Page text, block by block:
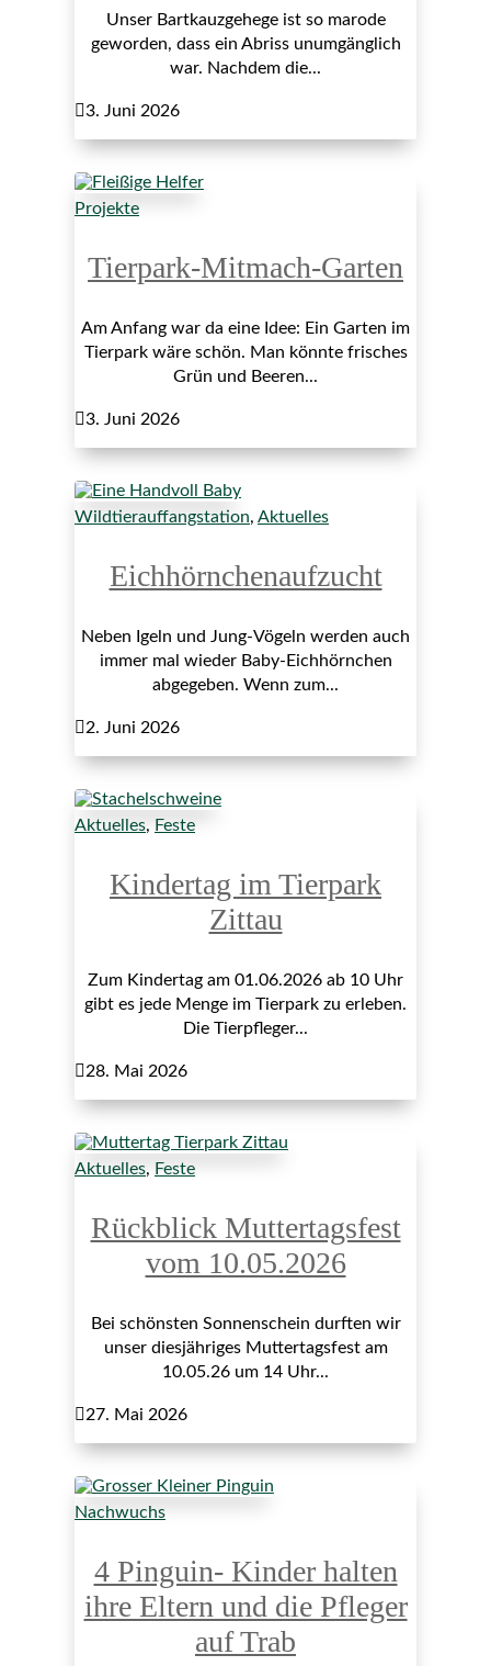
Unser Bartkauzgehege ist so marode
geworden, dass ein Abriss unumgänglich
war. Nachdem die...
3. Juni 2026
Projekte
Tierpark-Mitmach-Garten
Am Anfang war da eine Idee: Ein Garten im
Tierpark wäre schön. Man könnte frisches
Grün und Beeren...
3. Juni 2026
Wildtierauffangstation, Aktuelles
Eichhörnchenaufzucht
Neben Igeln und Jung-Vögeln werden auch
immer mal wieder Baby-Eichhörnchen
abgegeben. Wenn zum...
2. Juni 2026
Aktuelles, Feste
Kindertag im Tierpark
Zittau
Zum Kindertag am 01.06.2026 ab 10 Uhr
gibt es jede Menge im Tierpark zu erleben.
Die Tierpfleger...
28. Mai 2026
Aktuelles, Feste
Rückblick Muttertagsfest
vom 10.05.2026
Bei schönsten Sonnenschein durften wir
unser diesjähriges Muttertagsfest am
10.05.26 um 14 Uhr...
27. Mai 2026
Nachwuchs
4 Pinguin- Kinder halten
ihre Eltern und die Pfleger
auf Trab